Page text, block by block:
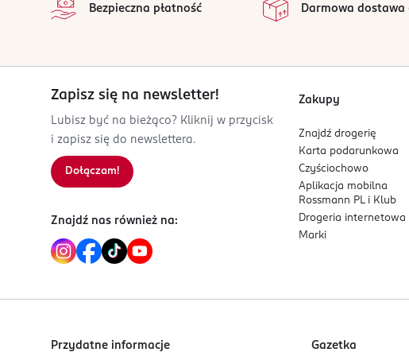
600918394
Kod EAN
Bezpieczna płatność Darmowa dostawa
Zapisz się na newsletter!
Lubisz być na bieżąco? Kliknij w przycisk
i zapisz się do newslettera.
Dołączam!
Znajdź nas również na:
Zakupy
Znajdź drogerię
Karta podarunkowa
Czyściochowo
Aplikacja mobilna
Rossmann PL i Klub
Drogeria internetowa
Marki
Przydatne informacje Gazetka